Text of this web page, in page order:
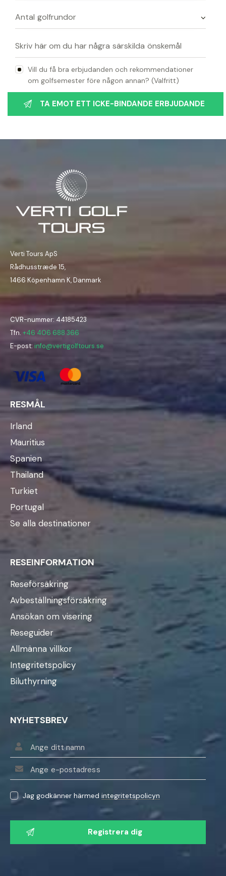
Vill du få bra erbjudanden och rekommendationer
om golfsemester före någon annan? (Valfritt)
Verti Tours ApS
Rådhusstræde 15,
1466 Köpenhamn K, Danmark
CVR-nummer: 44185423
Tfn. +46 406 688 366
E-post: info@vertigolftours.se
RESMÅL
Irland
Mauritius
Spanien
Thailand
Turkiet
Portugal
Se alla destinationer
RESEINFORMATION
Reseförsäkring
Avbeställningsförsäkring
Ansökan om visering
Reseguider
Allmänna villkor
Integritetspolicy
Biluthyrning
NYHETSBREV
Jag godkänner härmedintegritetspolicyn
V
n